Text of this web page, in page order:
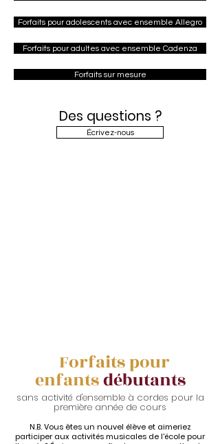
Forfaits pour adolescents avec ensemble Allegro
Forfaits pour adultes avec ensemble Cadenza
Forfaits sur mesure
Des questions ?
Écrivez-nous
Forfaits pour
enfantsdébutants
sans activité d'ensemble à cordes pour la
première année de cours
N.B. Vous êtes un nouvel élève et aimeriez
participer aux activités musicales de l'école pour